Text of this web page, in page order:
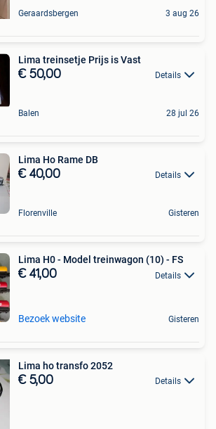
Geraardsbergen 3 aug 26
Lima treinsetje Prijs is Vast
€ 50,00 Details
Balen 28 jul 26
Lima Ho Rame DB
€ 40,00 Details
Florenville Gisteren
Lima H0 - Model treinwagon (10) - FS
€ 41,00 Details
Bezoek website Gisteren
Lima ho transfo 2052
€ 5,00 Details